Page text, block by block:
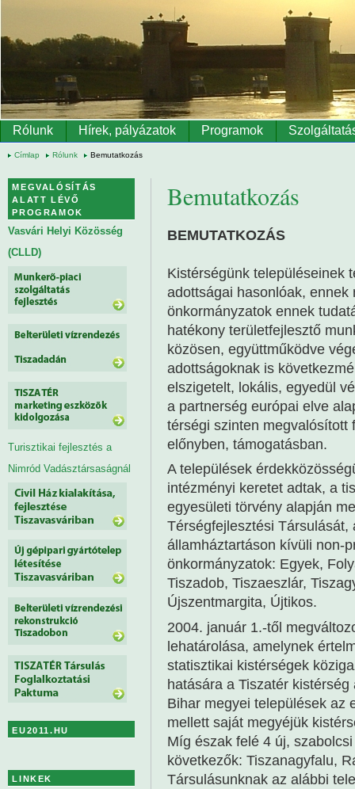
Rólunk Hírek, pályázatok Programok
Címlap Rólunk Bemutatkozás
Bemutatkozás
BEMUTATKOZÁS
Kistérségünk településeinek
adottságai hasonlóak,
önkormányzatok ennek
hatékony területfejlesztő
közösen, együttműködve
adottságoknak is
elszigetelt, lokális, egyedül
a partnerség európai elve
térségi szinten megvalósított
előnyben, támogatásban.
A települések
intézményi keretet adtak, a
egyesületi törvény alapján
Térségfejlesztési
államháztartáson kívüli non-
önkormányzatok: Egyek,
Tiszadob, Tiszaeszlár,
Újszentmargita, Újtikos.
2004. január 1.-től
lehatárolása, amelynek
statisztikai kistérségek
hatására a Tiszatér
Bihar megyei települések az
mellett saját megyéjük
Míg észak felé 4 új,
következők: Tiszanagyfalu,
Társulásunknak az alábbi
MEGVALÓSÍTÁS
ALATT LÉVŐ
PROGRAMOK
Vasvári Helyi Közösség
(CLLD)
Turisztikai fejlesztés a
Nimród Vadásztársaságnál
EU2011.HU
LINKEK